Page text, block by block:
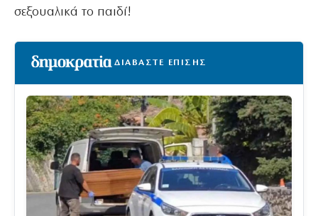
σεξουαλικά το παιδί!
ΔΙΑΒΑΣΤΕ ΕΠΙΣΗΣ